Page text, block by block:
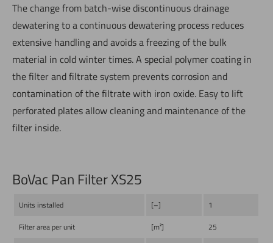
The change from batch-wise discontinuous drainage
dewatering to a continuous dewatering process reduces
extensive handling and avoids a freezing of the bulk
material in cold winter times. A special polymer coating in
the filter and filtrate system prevents corrosion and
contamination of the filtrate with iron oxide. Easy to lift
perforated plates allow cleaning and maintenance of the
filter inside.
BoVac Pan Filter XS25
Units installed [–]
1
Filter area per unit
[m²]
25